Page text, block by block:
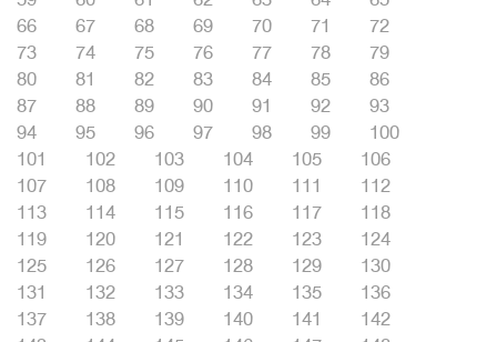
66
67 68 69 70 71
72
73
74 75 76 77 78
79
80
81 82 83 84 85
86
87
88 89 90 91 92
93
94
95 96 97 98 99
100
101
102 103 104 105
106
107
108 109 110 111
112
113
114 115 116 117
118
119
120 121 122 123
124
125
126 127 128 129
130
131
132 133 134 135
136
137
138 139 140 141
142